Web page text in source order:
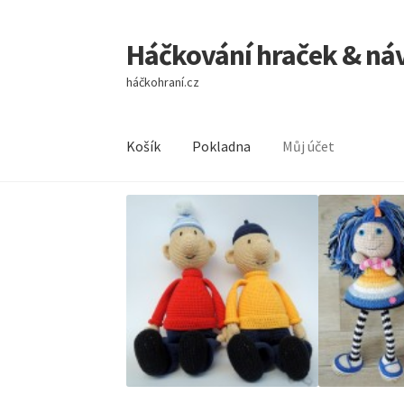
Přeskočit
na
navigaci
Přejít
k
obsahu
Háčkování hraček &
háčkohraní.cz
Košík Pokladna Můj účet